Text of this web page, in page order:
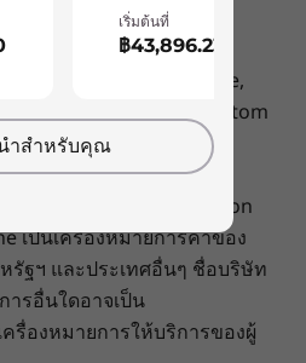
ax/ac/a/b/g/n)
NT และโลโก้
ยการค้าของ Microsoft
Celeron, Celeron Inside,
Logo, Intel Atom, Intel Atom
Intel Inside Logo,
Inside, Pentium,
Xeon, Xeon Phi, Xeon
เป็นเครื่องหมายการค้าของ
รัฐฯ และประเทศอื่นๆ ชื่อบริษัท
รอื่นใดอาจเป็น
รื่องหมายการให้บริการของผู้
เริ่มต้นที่
฿43,896.23
ำสำหรับคุณ